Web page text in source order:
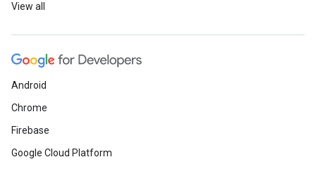
View all
Android
Chrome
Firebase
Google Cloud Platform